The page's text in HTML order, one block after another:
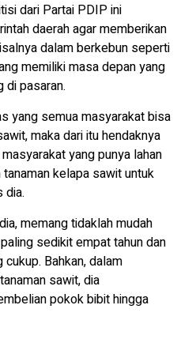
dari Partai PDIP ini
daerah agar memberikan
dalam berkebun seperti
memiliki masa depan yang
di pasaran.
yang semua masyarakat bisa
maka dari itu hendaknya
yang punya lahan
kelapa sawit untuk
dia.
memang tidaklah mudah
sedikit empat tahun dan
Bahkan, dalam
sawit, dia
pokok bibit hingga